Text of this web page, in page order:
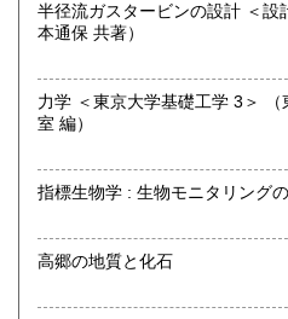
沿線名：JR中央線・総武線・東
最寄駅：御茶ノ水駅・本郷三丁目
9:00〜17:00 ※買取・仕入れ等
定休日：水曜日・日曜日・年末
自然科学等の学術書・専門書・
出張買取・配送料着払い(当店
可能でございます。
半径流ガスタービンの設計 ＜設計シリー
本通保 共著）
力学 ＜東京大学基礎工学 3＞ （東京大学工学部応用物理学教
室 編）
高郷の地質と化石